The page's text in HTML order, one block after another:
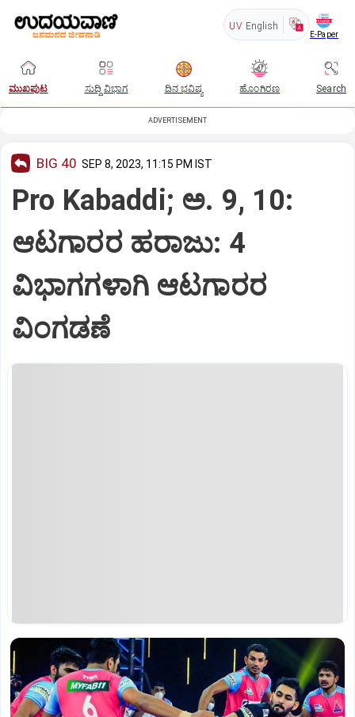
UV English
E-Paper
ಮುಖಪುಟ ಸುದ್ದಿ ವಿಭಾಗ ದಿನ ಭವಿಷ್ಯ ಹೊಂಗಿರಣ Search
ADVERTISEMENT
BIG 40 SEP 8, 2023, 11:15 PM IST
Pro Kabaddi; ಅ. 9, 10:
ಆಟಗಾರರ ಹರಾಜು: 4
ವಿಭಾಗಗಳಾಗಿ ಆಟಗಾರರ
ವಿಂಗಡಣೆ